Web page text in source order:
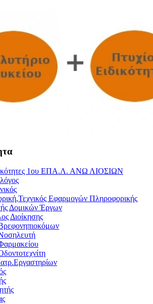
1ου ΕΠΑ.Λ. ΑΝΩ ΛΙΟΣΙΩΝ
Εφαρμογών Πληροφορικής
Δομικών Έργων
Διοίκησης